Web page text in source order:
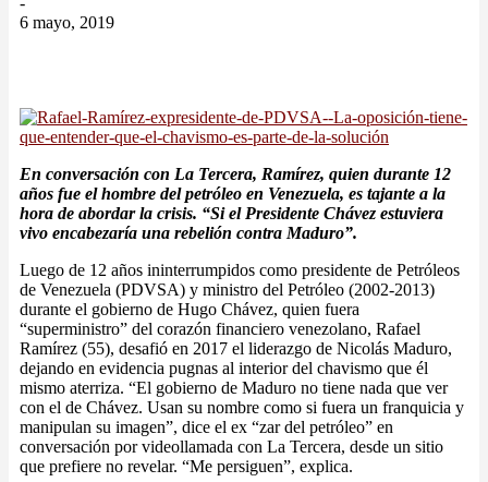
6 mayo, 2019
En conversación con La Tercera, Ramírez, quien durante 12
años fue el hombre del petróleo en Venezuela, es tajante a la
hora de abordar la crisis. “Si el Presidente Chávez estuviera
vivo encabezaría una rebelión contra Maduro”.
Luego de 12 años ininterrumpidos como presidente de Petróleos
de Venezuela (PDVSA) y ministro del Petróleo (2002-2013)
durante el gobierno de Hugo Chávez, quien fuera
“superministro” del corazón financiero venezolano, Rafael
Ramírez (55), desafió en 2017 el liderazgo de Nicolás Maduro,
dejando en evidencia pugnas al interior del chavismo que él
mismo aterriza. “El gobierno de Maduro no tiene nada que ver
con el de Chávez. Usan su nombre como si fuera un franquicia y
manipulan su imagen”, dice el ex “zar del petróleo” en
conversación por videollamada con La Tercera, desde un sitio
que prefiere no revelar. “Me persiguen”, explica.